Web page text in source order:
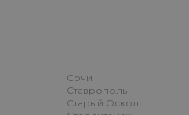
Сочи
Ставрополь
Старый Оскол